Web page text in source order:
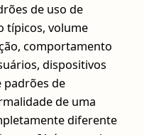
de uso de
típicos, volume
comportamento
dispositivos
de
de uma
diferente